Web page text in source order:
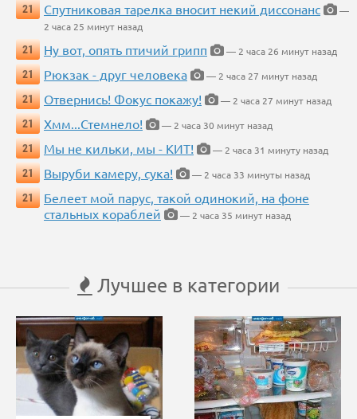
21
Спутниковая тарелка вносит некий диссонанс
—
2 часа 25 минут назад
21
Ну вот, опять птичий грипп
— 2 часа 26 минут назад
21
Рюкзак - друг человека
— 2 часа 27 минут назад
21
Отвернись! Фокус покажу!
— 2 часа 27 минут назад
21
Хмм...Стемнело!
— 2 часа 30 минут назад
21
Мы не кильки, мы - КИТ!
— 2 часа 31 минуту назад
21
Выруби камеру, сука!
— 2 часа 33 минуты назад
21
Белеет мой парус, такой одинокий, на фоне
стальных кораблей
— 2 часа 35 минут назад
Лучшее в категории